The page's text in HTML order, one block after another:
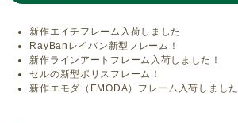
新作エイチフレーム入荷しました
RayBanレイバン新型フレーム！
新作ラインアートフレーム入荷しました！
セルの新型ポリスフレーム！
新作エモダ（EMODA）フレーム入荷しました